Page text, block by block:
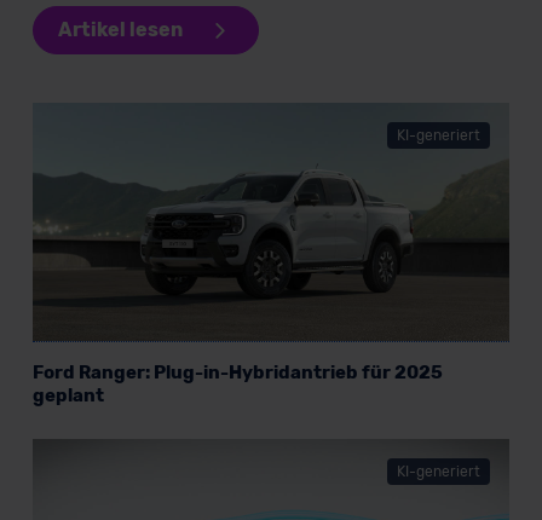
Kommission (Art. 45 Abs. 1 DSGVO), von
Standarddatenschutzklauseln (Art. 46 Abs. 2 lit. c
Datenschutzklauseln können Sie über den Kontakt zu
datenschutz@meinauto.de anfordern.
Datenschutzerklärung| Impressum
Artikel lesen
KI-generiert
Ford Ranger: Plug-in-Hybridantrieb für 2025
geplant
KI-generiert